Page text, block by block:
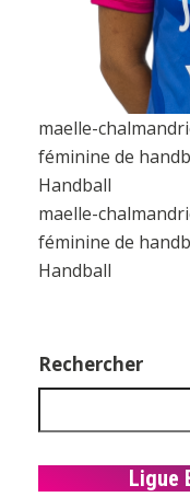
maelle-
féminine de
Handball
maelle-
féminine de
Handball
Rechercher
Ligue